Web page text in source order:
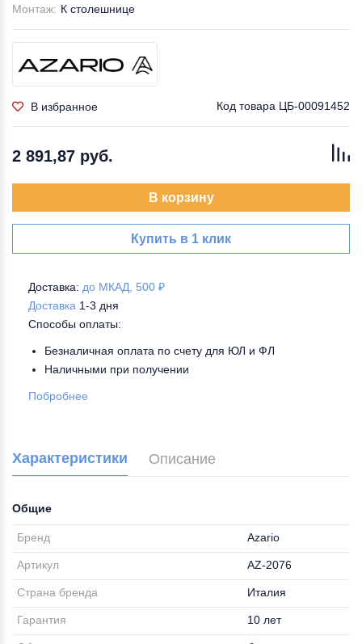
Монтаж: К столешнице
В избранное Код товара ЦБ-00091452
2 891,87 руб.
В корзину
Купить в 1 клик
Доставка: до МКАД, 500 ₽
Доставка 1-3 дня
Способы оплаты:
Безналичная оплата по счету для ЮЛ и ФЛ
Наличными при получении
Побробнее
Характеристики Описание
Общие
Бренд Azario
Артикул AZ-2076
Страна бренда Италия
Гарантия 10 лет